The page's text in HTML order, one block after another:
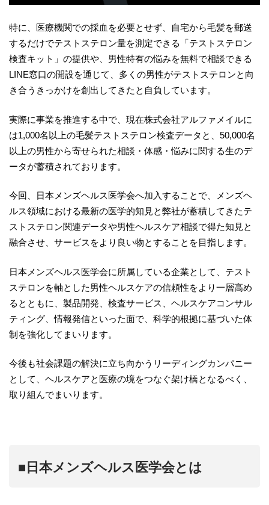
特に、医療機関での採血を必要とせず、自宅から毛髪を郵送
するだけでテストステロン量を測定できる「テストステロン
検査キット」の提供や、男性特有の悩みを無料で相談できる
LINE窓口の開設を通じて、多くの男性がテストステロンと向
き合うきっかけを創出してきたと自負しています。
実際に事業を推進する中で、現在株式会社アルファメイルに
は1,000名以上の毛髪テストステロン検査データと、50,000名
以上の男性から寄せられた相談・体感・悩みに関する生のデ
ータが蓄積されております。
今回、日本メンズヘルス医学会へ加入することで、メンズヘ
ルス領域における最新の医学的知見と弊社が蓄積してきたテ
ストステロン関連データや男性ヘルスケア相談で得た知見と
融合させ、サービスをより良い物とすることを目指します。
日本メンズヘルス医学会に所属している企業として、テスト
ステロンを軸とした男性ヘルスケアの信頼性をより一層高め
るとともに、製品開発、検査サービス、ヘルスケアコンサル
ティング、情報発信といった面で、科学的根拠に基づいた体
制を強化してまいります。
今後も社会課題の解決に立ち向かうリーディングカンパニー
として、ヘルスケアと医療の境をつなぐ架け橋となるべく、
取り組んでまいります。
■日本メンズヘルス医学会とは